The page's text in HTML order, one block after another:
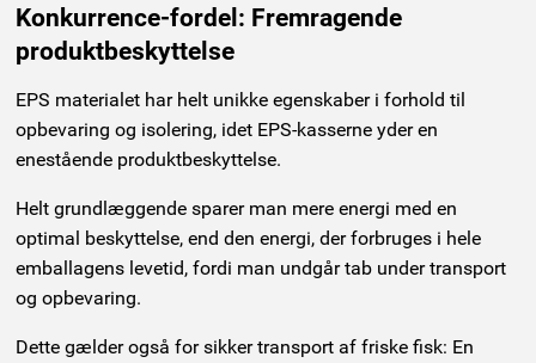
Konkurrence-fordel: Fremragende
produktbeskyttelse
EPS materialet har helt unikke egenskaber i forhold til
opbevaring og isolering, idet EPS-kasserne yder en
enestående produktbeskyttelse.
Helt grundlæggende sparer man mere energi med en
optimal beskyttelse, end den energi, der forbruges i hele
emballagens levetid, fordi man undgår tab under transport
og opbevaring.
Dette gælder også for sikker transport af friske fisk: En